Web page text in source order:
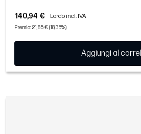
140,94 € Lordo incl. IVA
Premio: 21,85 € (18,35%)
Aggiungi al